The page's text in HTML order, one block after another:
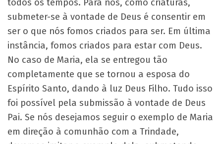
todos os tempos. Para nós, como criaturas,
submeter-se à vontade de Deus é consentir em
ser o que nós fomos criados para ser. Em última
instância, fomos criados para estar com Deus.
No caso de Maria, ela se entregou tão
completamente que se tornou a esposa do
Espírito Santo, dando à luz Deus Filho. Tudo isso
foi possível pela submissão à vontade de Deus
Pai. Se nós desejamos seguir o exemplo de Maria
em direção à comunhão com a Trindade,